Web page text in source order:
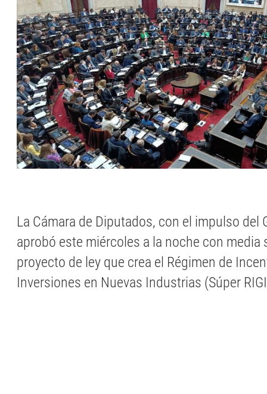
La Cámara de Diputados, con el impulso del
aprobó este miércoles a la noche con media
proyecto de ley que crea el Régimen de
Inversiones en Nuevas Industrias (Súper